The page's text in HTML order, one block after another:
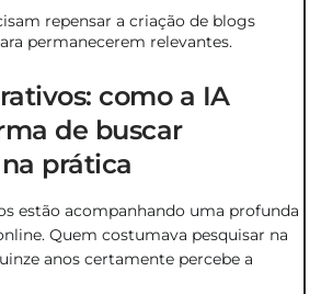
repensar a criação de blogs
permanecerem relevantes.
como a IA
de buscar
prática
estão acompanhando uma profunda
Quem costumava pesquisar na
anos certamente percebe a